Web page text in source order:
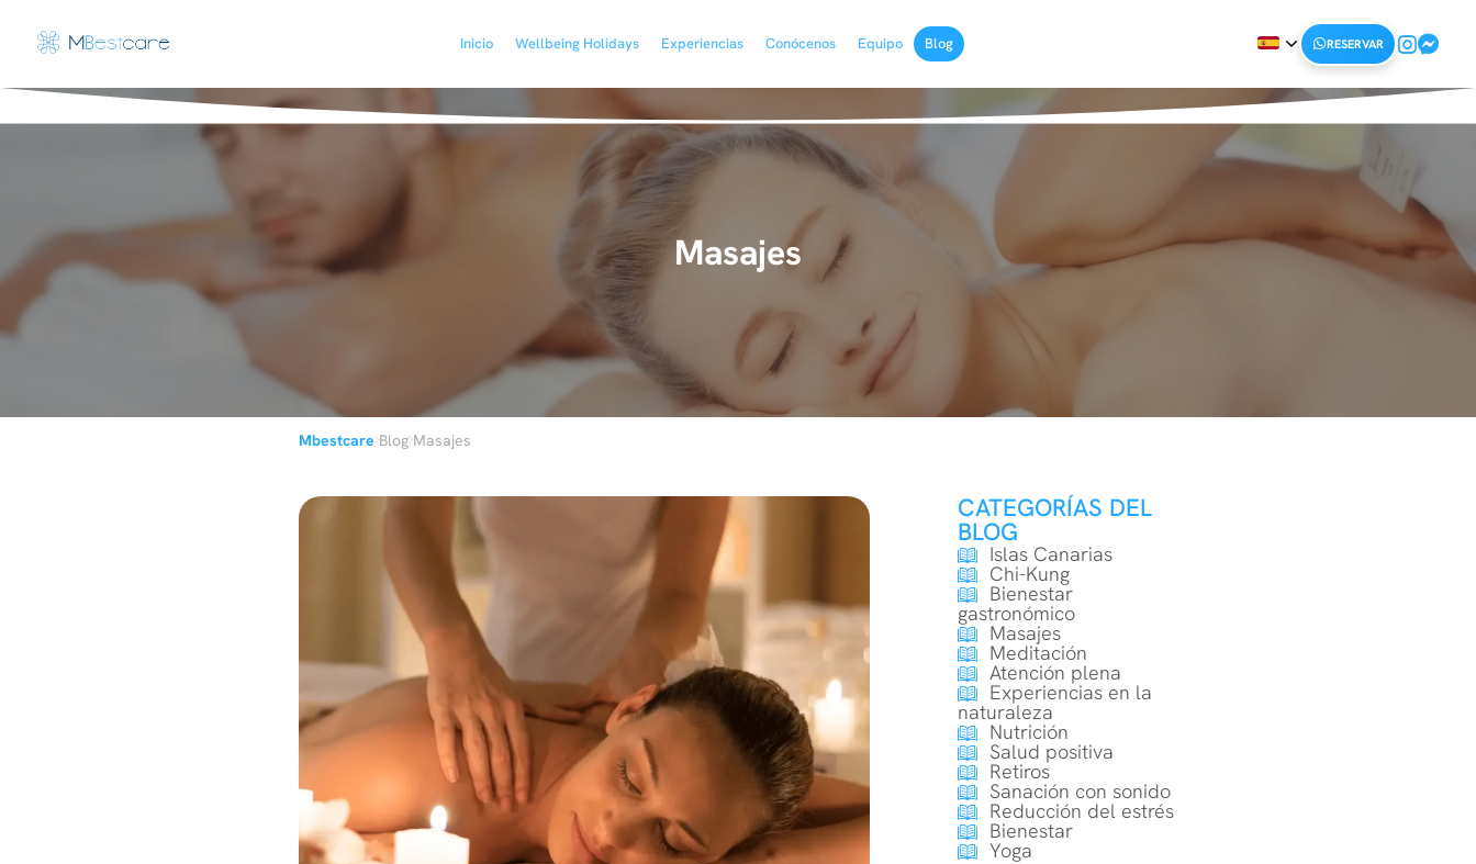
Inicio Wellbeing Holidays Experiencias Conócenos Equipo Blog RESERVAR
Masajes
Mbestcare›Blog›Masajes
CATEGORÍAS DEL
BLOG
Islas Canarias
Chi-Kung
Bienestar
gastronómico
Masajes
Meditación
Atención plena
Experiencias en la
naturaleza
Nutrición
Salud positiva
Retiros
Sanación con sonido
Reducción del estrés
Bienestar
Yoga